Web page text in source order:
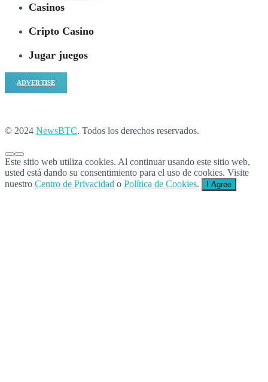
Casinos
Cripto Casino
Jugar juegos
ADVERTISE
© 2024 NewsBTC. Todos los derechos reservados.
Este sitio web utiliza cookies. Al continuar usando este sitio web,
usted está dando su consentimiento para el uso de cookies. Visite
nuestro Centro de Privacidad o Política de Cookies. I Agree